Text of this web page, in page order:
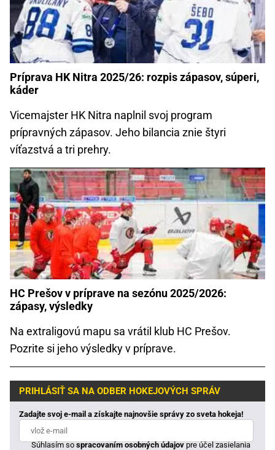
Príprava HK Nitra 2025/26: rozpis zápasov, súperi,
káder
Vicemajster HK Nitra naplnil svoj program
prípravných zápasov. Jeho bilancia znie štyri
víťazstvá a tri prehry.
HC Prešov v príprave na sezónu 2025/2026:
zápasy, výsledky
Na extraligovú mapu sa vrátil klub HC Prešov.
Pozrite si jeho výsledky v príprave.
PRIHLÁSIŤ SA NA ODBER HOKEJOVÝCH SPRÁV
Zadajte svoj e-mail a získajte najnovšie správy zo sveta hokeja!
Súhlasím sospracovaním osobných údajovpre účel zasielania